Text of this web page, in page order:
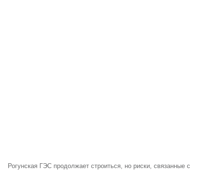
Рогунская ГЭС продолжает строиться, но риски, связанные с